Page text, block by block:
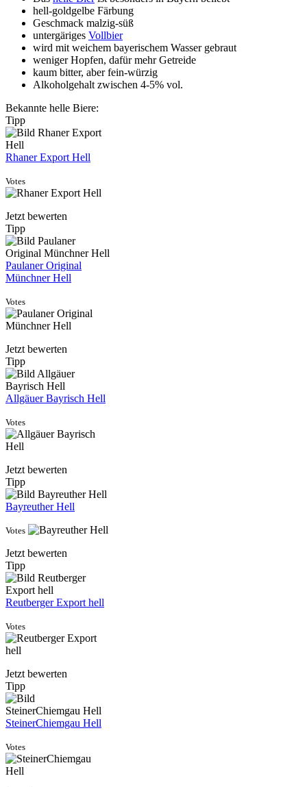
hell-goldgelbe Färbung
Geschmack malzig-süß
untergäriges Vollbier
wird mit weichem bayerischem Wasser gebraut
weniger Hopfen, dafür mehr Getreide
kaum bitter, aber fein-würzig
Alkoholgehalt zwischen 4-5% vol.
Bekannte helle Biere:
Tipp
Rhaner Export Hell
Votes
Jetzt bewerten
Tipp
Paulaner Original
Münchner Hell
Votes
Jetzt bewerten
Tipp
Allgäuer Bayrisch Hell
Votes
Jetzt bewerten
Tipp
Bayreuther Hell
Votes
Jetzt bewerten
Tipp
Reutberger Export hell
Votes
Jetzt bewerten
Tipp
SteinerChiemgau Hell
Votes